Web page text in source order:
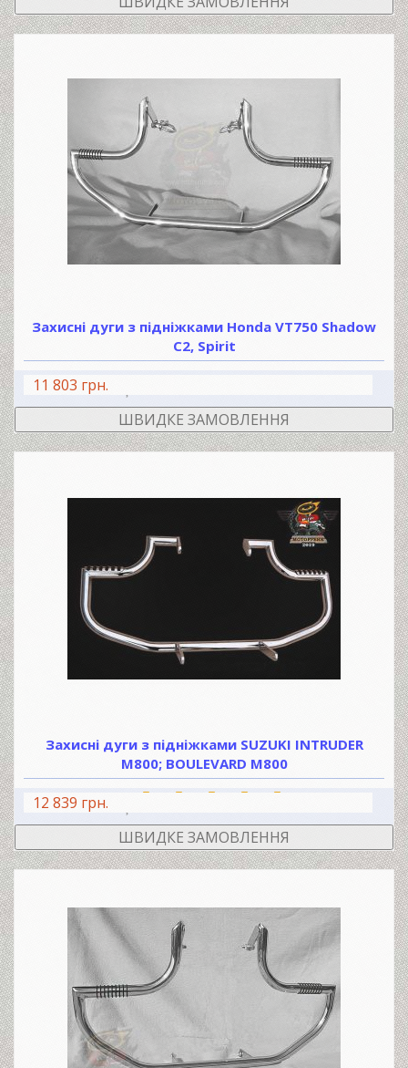
Захисні дуги з підніжками Honda VT750 Shadow
C2, Spirit
11 803 грн.
ШВИДКЕ ЗАМОВЛЕННЯ
Захисні дуги з підніжками SUZUKI INTRUDER
M800; BOULEVARD M800
12 839 грн.
ШВИДКЕ ЗАМОВЛЕННЯ